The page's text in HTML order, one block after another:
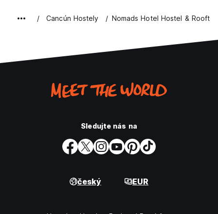
Cancún Hostely Nomads Hotel Hostel &
Sledujte nás na
český EUR